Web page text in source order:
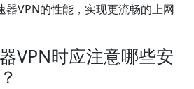
器VPN的性能，实现更流畅的上网
VPN时应注意哪些安